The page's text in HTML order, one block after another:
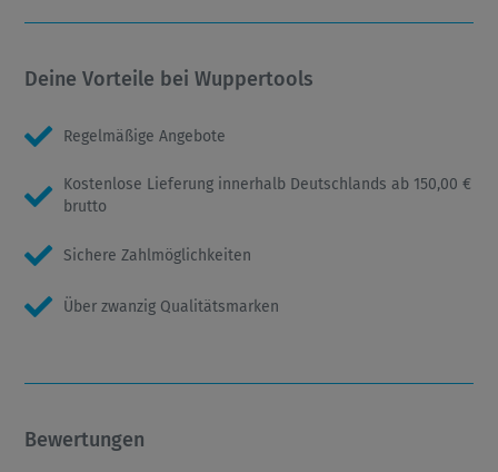
Deine Vorteile bei Wuppertools
Regelmäßige Angebote
Kostenlose Lieferung innerhalb Deutschlands ab 150,00 €
brutto
Sichere Zahlmöglichkeiten
Über zwanzig Qualitätsmarken
Bewertungen